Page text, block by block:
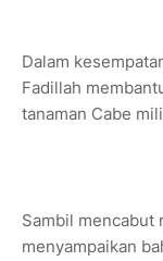
Dalam
Fadillah
tanaman Cabe
Sambil mencabut
menyampaikan